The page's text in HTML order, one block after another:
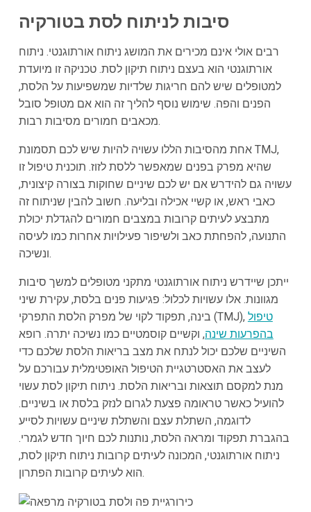
סיבות לניתוח לסת בטורקיה
רבים אולי אינם מכירים את המושג ניתוח אורתוגנטי. ניתוח
אורתוגנטי הוא בעצם ניתוח תיקון לסת. טכניקה זו מיועדת
למטופלים שיש להם חריגות שלדיות שמשפיעות על הלסת,
הפנים והפה. שימוש נוסף להליך זה הוא אם מטופל סובל
מכאבים חמורים מסיבות רבות.
אחת מהסיבות הללו עשויה להיות שיש לכם תסמונת TMJ,
שהיא מפרק בפנים שמאפשר ללסת לזוז. תוכנית טיפול זו
עשויה גם להידרש אם יש לכם שיניים שחוקות בצורה קיצונית,
כאבי ראש, או קשיי אכילה ובליעה. חשוב להבין שניתוח זה
מתבצע לעיתים קרובות במצבים חמורים להגדלת יכולת
התנועה, להפחתת כאב ולשיפור פעילויות אחרות כמו לעיסה
ונשיכה.
ייתכן שיידרש ניתוח אורתוגנטי מתקני מטופלים למשך סיבות
מגוונות. אלו עשויות לכלול: פגיעות פנים בלסת, עקירת שיני
בינה, תפקוד לקוי של מפרק הלסת התפרקי (TMJ), טיפול
בהפרעות שינה, וקשיים קוסמטיים כמו נשיכה יתרה. רופא
השיניים שלכם יכול לנתח את מצב בריאות הלסת שלכם כדי
לעצב את האסטרטגיית הטיפול האופטימלית עבורכם על
מנת למקסם תוצאות ובריאות הלסת. ניתוח תיקון לסת עשוי
להועיל כאשר טראומה פצעת לגרום לנזק בלסת או בשיניים.
לדוגמה, השתלת עצם והשתלת שיניים עשויות לסייע
בהגברת תפקוד ומראה הלסת, נותנות לכם חיוך חדש לגמרי.
ניתוח אורתוגנטי, המכונה לעיתים קרובות ניתוח תיקון לסת,
הוא לעיתים קרובות הפתרון.